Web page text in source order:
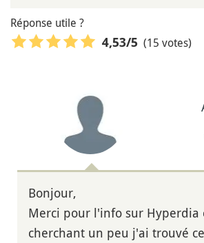
Réponse utile ?
4,53/5 (15 votes)
Bonjour,
Merci pour l'info sur Hyperdia
cherchant un peu j'ai trouvé